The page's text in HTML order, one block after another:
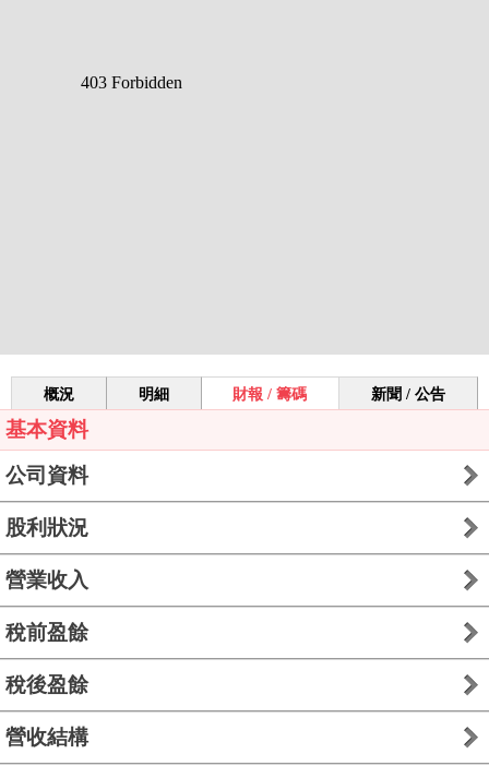
概況 明細 財報 / 籌碼 新聞 / 公告
基本資料
公司資料
股利狀況
營業收入
稅前盈餘
稅後盈餘
營收結構